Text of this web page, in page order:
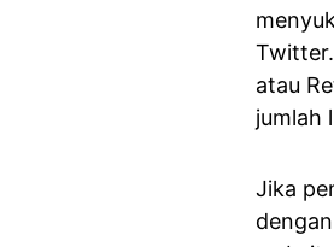
atau
jumlah
Jika